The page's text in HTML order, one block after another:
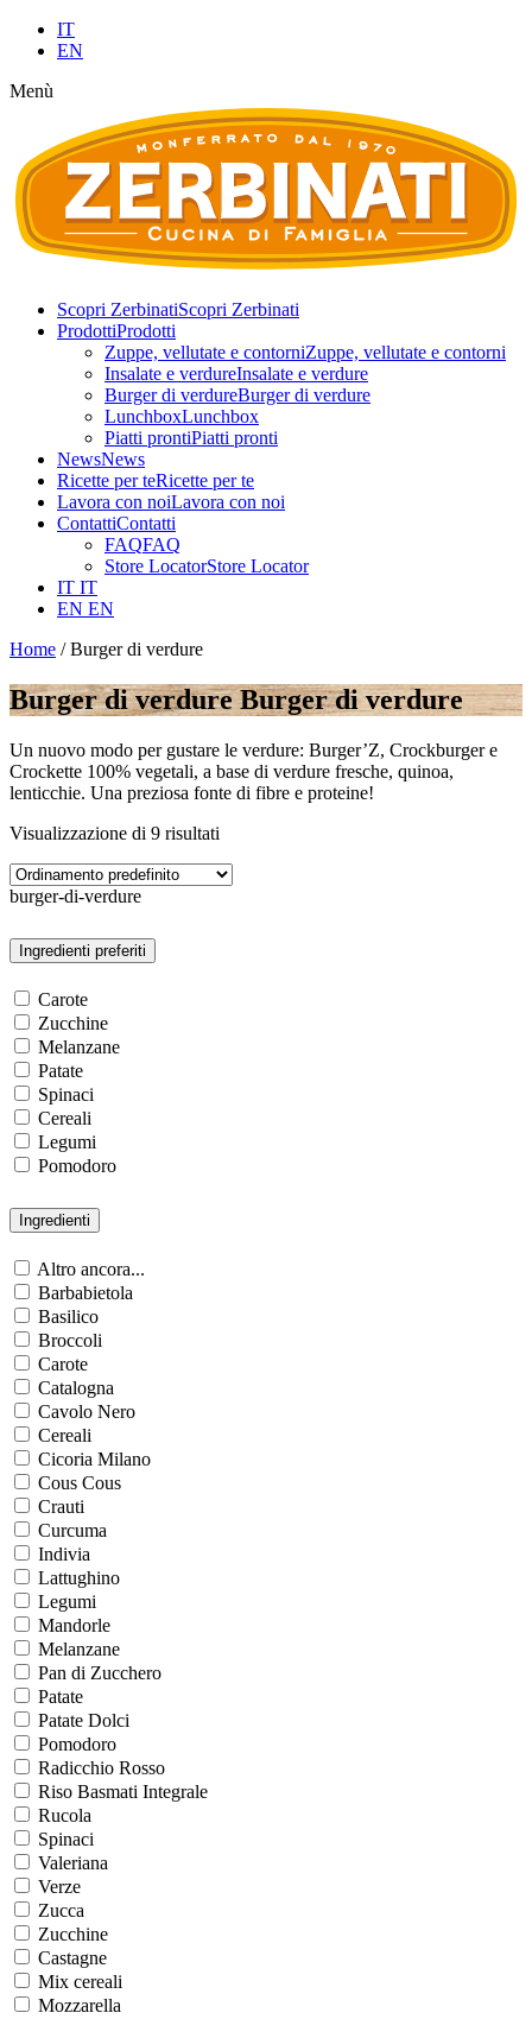
IT
EN
Menù
Scopri ZerbinatiScopri Zerbinati
ProdottiProdotti
Zuppe, vellutate e contorniZuppe, vellutate e contorni
Insalate e verdureInsalate e verdure
Burger di verdureBurger di verdure
LunchboxLunchbox
Piatti prontiPiatti pronti
NewsNews
Ricette per teRicette per te
Lavora con noiLavora con noi
ContattiContatti
FAQFAQ
Store LocatorStore Locator
IT IT
EN EN
Home / Burger di verdure
Burger di verdure Burger di verdure
Un nuovo modo per gustare le verdure: Burger’Z, Crockburger e
Crockette 100% vegetali, a base di verdure fresche, quinoa,
lenticchie. Una preziosa fonte di fibre e proteine!
Visualizzazione di 9 risultati
burger-di-verdure
Ingredienti preferiti
Carote
Zucchine
Melanzane
Patate
Spinaci
Cereali
Legumi
Pomodoro
Ingredienti
Altro ancora...
Barbabietola
Basilico
Broccoli
Carote
Catalogna
Cavolo Nero
Cereali
Cicoria Milano
Cous Cous
Crauti
Curcuma
Indivia
Lattughino
Legumi
Mandorle
Melanzane
Pan di Zucchero
Patate
Patate Dolci
Pomodoro
Radicchio Rosso
Riso Basmati Integrale
Rucola
Spinaci
Valeriana
Verze
Zucca
Zucchine
Castagne
Mix cereali
Mozzarella